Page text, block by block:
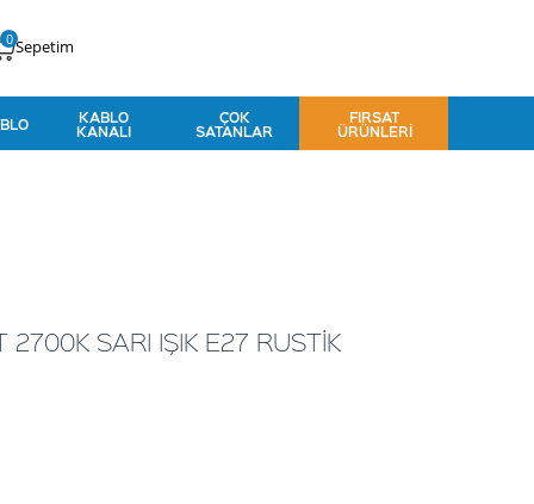
Sepetim
0
KABLO
KANALI
ÇOK
SATANLAR
FIRSAT
ÜRÜNLERI
SARI IŞIK E27 RUSTİK